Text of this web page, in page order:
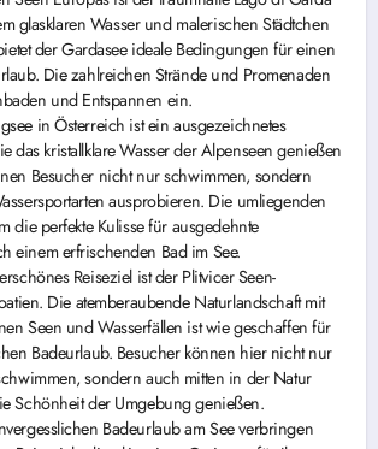
glasklaren Wasser und malerischen Städtchen
der Gardasee ideale Bedingungen für einen
Die zahlreichen Strände und Promenaden
und Entspannen ein.
in Österreich ist ein ausgezeichnetes
das kristallklare Wasser der Alpenseen genießen
Besucher nicht nur schwimmen, sondern
ausprobieren. Die umliegenden
die perfekte Kulisse für ausgedehnte
einem erfrischenden Bad im See.
Reiseziel ist der Plitvicer Seen-
Die atemberaubende Naturlandschaft mit
Seen und Wasserfällen ist wie geschaffen für
Badeurlaub. Besucher können hier nicht nur
sondern auch mitten in der Natur
Schönheit der Umgebung genießen.
Badeurlaub am See verbringen